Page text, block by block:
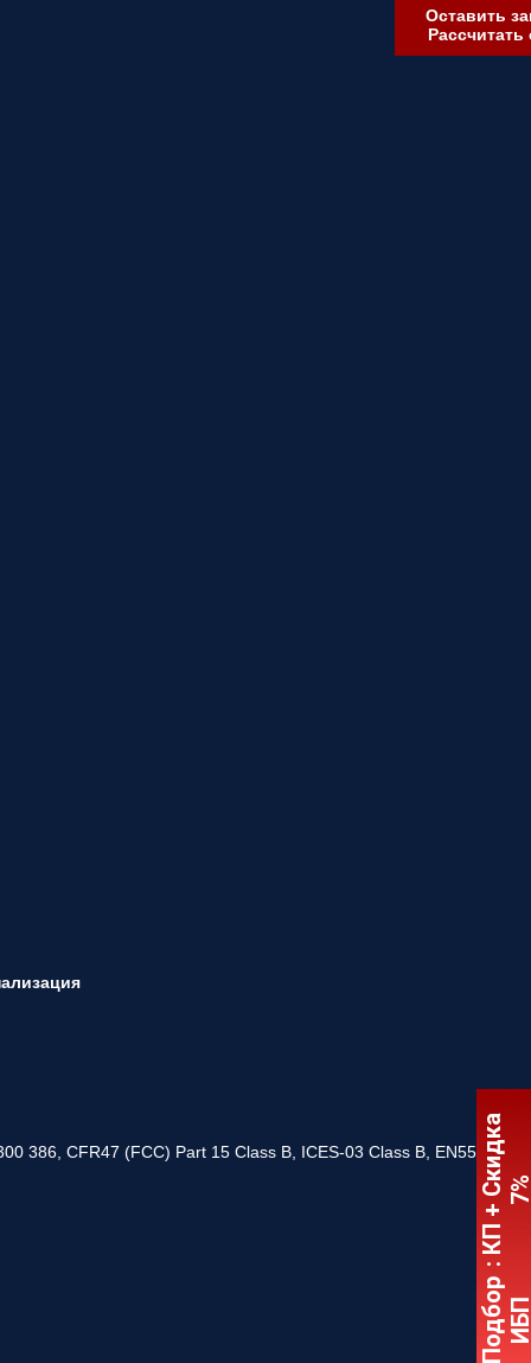
Оставить
386, CFR47 (FCC) Part 15 Class B, ICES-03 Class B, EN55022
Подбор
:
К
П
+
С
к
и
д
к
а
7